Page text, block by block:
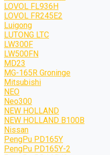
LOVOL FL936H
LOVOL FR245E2
Luigong
LUTONG LTC
LW300F
LW500FN
MD23
MG-165R Groninge
Mitsubishi
NEO
Neo300
NEW HOLLAND
NEW HOLLAND B100B
Nissan
PengPu PD165Y
PengPu PD165Y-2